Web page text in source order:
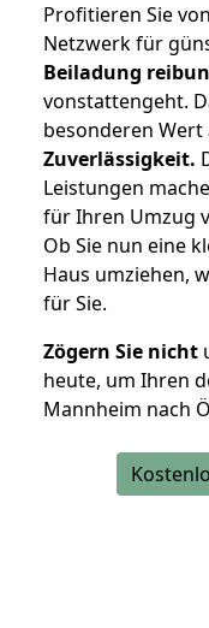
Profitieren Sie
Netzwerk für
Beiladung
vonstattengeht.
besonderen Wert
Zuverlässigkeit.
Leistungen
für Ihren Umzug
Ob Sie nun eine
Haus umziehen,
für Sie.
Zögern Sie nicht
heute, um Ihren
Mannheim nach